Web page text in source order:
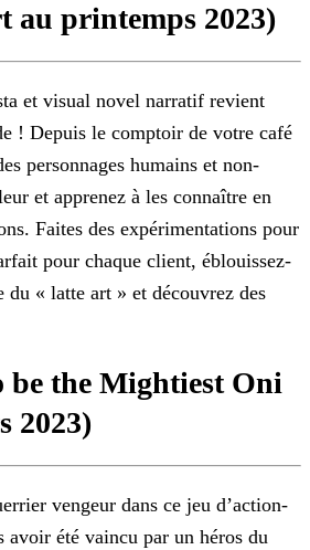
au printemps 2023)
et visual novel narratif revient
! Depuis le comptoir de votre café
personnages humains et non-
et apprenez à les connaître en
Faites des expérimentations pour
pour chaque client, éblouissez-
du « latte art » et découvrez des
be the Mightiest Oni
2023)
vengeur dans ce jeu d’action-
avoir été vaincu par un héros du